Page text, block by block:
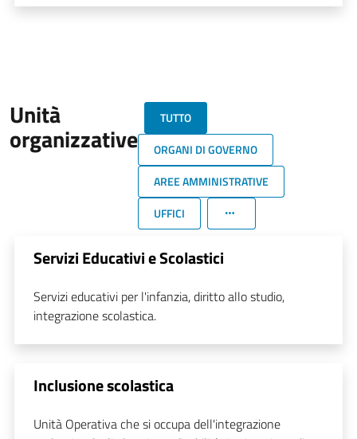
Unità
organizzative
TUTTO
ORGANI DI GOVERNO
AREE AMMINISTRATIVE
UFFICI
Servizi Educativi e Scolastici
Servizi educativi per l'infanzia, diritto allo studio,
integrazione scolastica.
Inclusione scolastica
Unità Operativa che si occupa dell'integrazione